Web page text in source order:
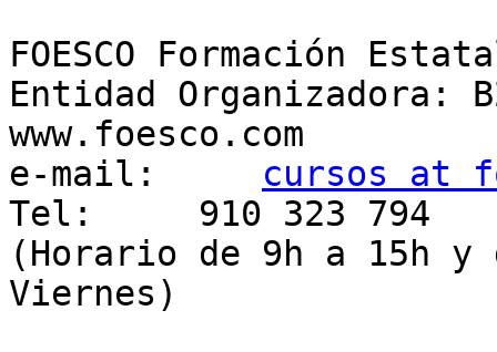
FOESCO Formación
Entidad Organizadora:
www.foesco.com
e-mail: cursos at
Tel:     910 323 794
(Horario de 9h a 15h y
Viernes)